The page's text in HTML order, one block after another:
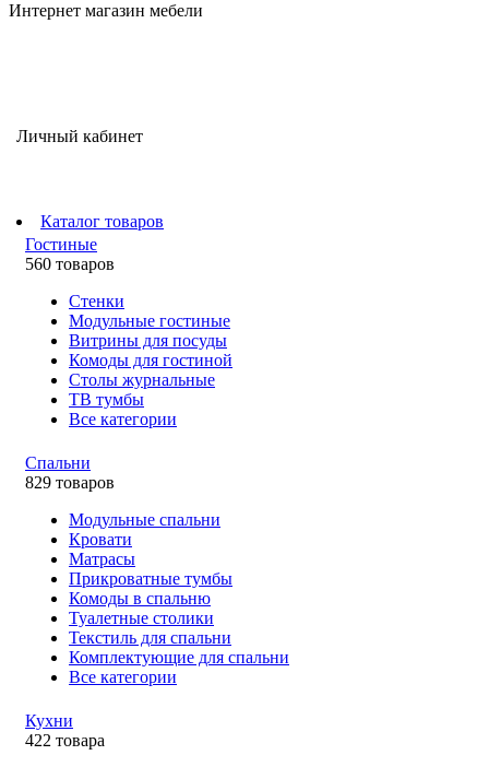
Интернет магазин мебели
Личный кабинет
Каталог товаров
Гостиные
560 товаров
Стенки
Модульные гостиные
Витрины для посуды
Комоды для гостиной
Столы журнальные
ТВ тумбы
Все категории
Спальни
829 товаров
Модульные спальни
Кровати
Матрасы
Прикроватные тумбы
Комоды в спальню
Туалетные столики
Текстиль для спальни
Комплектующие для спальни
Все категории
Кухни
422 товара